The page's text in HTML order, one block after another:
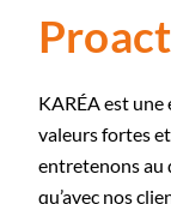
KARÉA est une
valeurs fortes
entretenons au
qu’avec nos